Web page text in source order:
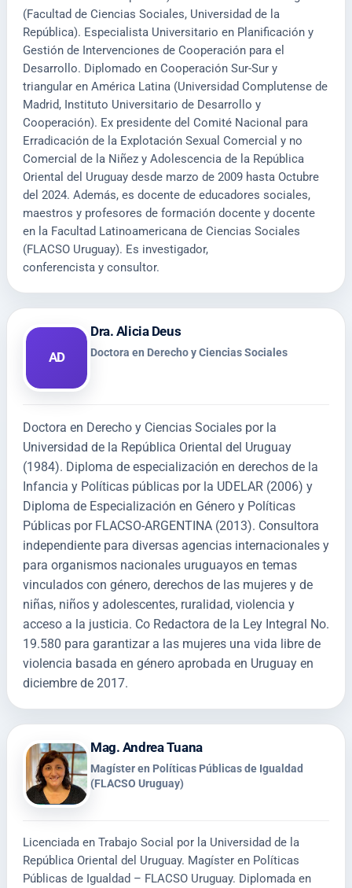
(Facultad de Ciencias Sociales, Universidad de la
República). Especialista Universitario en Planificación y
Gestión de Intervenciones de Cooperación para el
Desarrollo. Diplomado en Cooperación Sur-Sur y
triangular en América Latina (Universidad Complutense de
Madrid, Instituto Universitario de Desarrollo y
Cooperación). Ex presidente del Comité Nacional para
Erradicación de la Explotación Sexual Comercial y no
Comercial de la Niñez y Adolescencia de la República
Oriental del Uruguay desde marzo de 2009 hasta Octubre
del 2024. Además, es docente de educadores sociales,
maestros y profesores de formación docente y docente
en la Facultad Latinoamericana de Ciencias Sociales
(FLACSO Uruguay). Es investigador,
conferencista y consultor.
AD
Dra. Alicia Deus
Doctora en Derecho y Ciencias Sociales
Doctora en Derecho y Ciencias Sociales por la
Universidad de la República Oriental del Uruguay
(1984). Diploma de especialización en derechos de la
Infancia y Políticas públicas por la UDELAR (2006) y
Diploma de Especialización en Género y Políticas
Públicas por FLACSO-ARGENTINA (2013). Consultora
independiente para diversas agencias internacionales y
para organismos nacionales uruguayos en temas
vinculados con género, derechos de las mujeres y de
niñas, niños y adolescentes, ruralidad, violencia y
acceso a la justicia. Co Redactora de la Ley Integral No.
19.580 para garantizar a las mujeres una vida libre de
violencia basada en género aprobada en Uruguay en
diciembre de 2017.
Mag. Andrea Tuana
Magíster en Políticas Públicas de Igualdad
(FLACSO Uruguay)
Licenciada en Trabajo Social por la Universidad de la
República Oriental del Uruguay. Magíster en Políticas
Públicas de Igualdad – FLACSO Uruguay. Diplomada en